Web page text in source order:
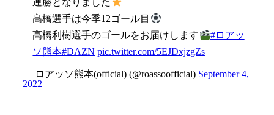
連勝となりました
髙橋選手は今季12ゴール目
髙橋利樹選手のゴールをお届けします
#ロアッ
ソ熊本#DAZN pic.twitter.com/5EJDxjzgZs
— ロアッソ熊本(official) (@roassoofficial) September 4,
2022